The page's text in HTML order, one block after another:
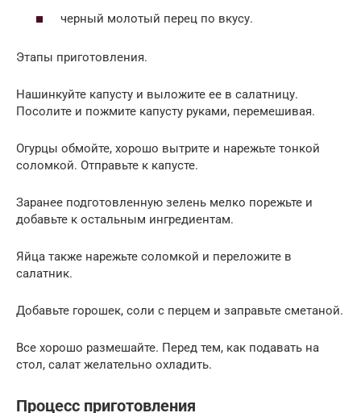
черный молотый перец по вкусу.
Этапы приготовления.
Нашинкуйте капусту и выложите ее в салатницу.
Посолите и пожмите капусту руками, перемешивая.
Огурцы обмойте, хорошо вытрите и нарежьте тонкой
соломкой. Отправьте к капусте.
Заранее подготовленную зелень мелко порежьте и
добавьте к остальным ингредиентам.
Яйца также нарежьте соломкой и переложите в
салатник.
Добавьте горошек, соли с перцем и заправьте сметаной.
Все хорошо размешайте. Перед тем, как подавать на
стол, салат желательно охладить.
Процесс приготовления